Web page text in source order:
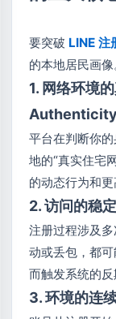
要突破 LINE 注
的本地居民画像
1. 网络环境
Authenticity
平台在判断你
地的“真实住宅
的动态行为和更
2. 访问的稳
注册过程涉及
动或丢包，都
而触发系统的反
3. 环境的连